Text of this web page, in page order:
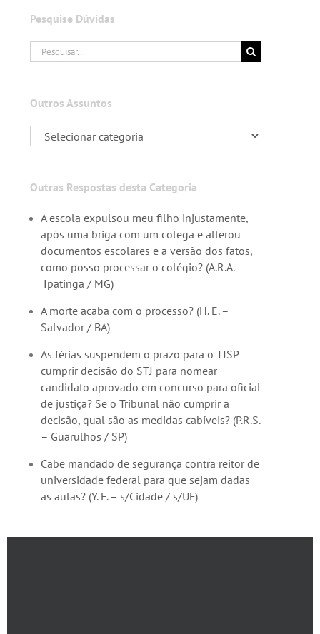
Pesquise Dúvidas
Buscar
resultados
Outros Assuntos
Outras Respostas desta Categoria
A escola expulsou meu filho injustamente,
após uma briga com um colega e alterou
documentos escolares e a versão dos fatos,
como posso processar o colégio? (A.R.A. –
Ipatinga / MG)
A morte acaba com o processo? (H. E. –
Salvador / BA)
As férias suspendem o prazo para o TJSP
cumprir decisão do STJ para nomear
candidato aprovado em concurso para oficial
de justiça? Se o Tribunal não cumprir a
decisão, qual são as medidas cabíveis? (P.R.S.
– Guarulhos / SP)
Cabe mandado de segurança contra reitor de
universidade federal para que sejam dadas
as aulas? (Y. F. – s/Cidade / s/UF)